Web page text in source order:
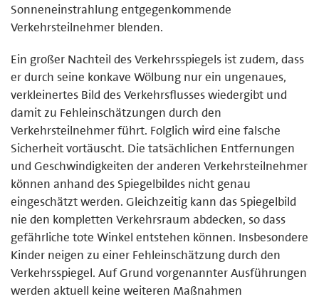
Sonneneinstrahlung entgegenkommende
Verkehrsteilnehmer blenden.
Ein großer Nachteil des Verkehrsspiegels ist zudem, dass
er durch seine konkave Wölbung nur ein ungenaues,
verkleinertes Bild des Verkehrsflusses wiedergibt und
damit zu Fehleinschätzungen durch den
Verkehrsteilnehmer führt. Folglich wird eine falsche
Sicherheit vortäuscht. Die tatsächlichen Entfernungen
und Geschwindigkeiten der anderen Verkehrsteilnehmer
können anhand des Spiegelbildes nicht genau
eingeschätzt werden. Gleichzeitig kann das Spiegelbild
nie den kompletten Verkehrsraum abdecken, so dass
gefährliche tote Winkel entstehen können. Insbesondere
Kinder neigen zu einer Fehleinschätzung durch den
Verkehrsspiegel. Auf Grund vorgenannter Ausführungen
werden aktuell keine weiteren Maßnahmen